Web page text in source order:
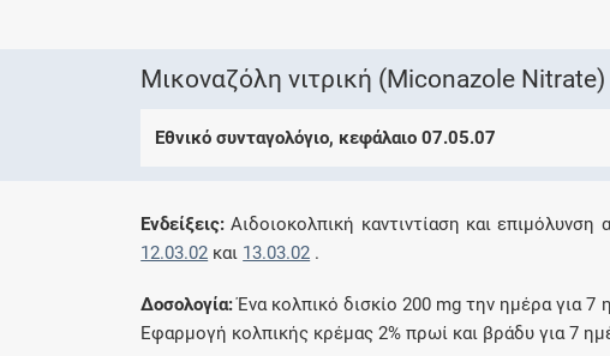
Μικοναζόλη νιτρική (Miconazole Nitrate)
Εθνικό συνταγολόγιο, κεφάλαιο 07.05.07
Eνδείξεις: Αιδοιοκολπική καντιντίαση και
12.03.02 και 13.03.02 .
Δοσολογία:Ένα κολπικό δισκίο 200 mg την ημέρα για
Eφαρμογή κολπικής κρέμας 2% πρωί και βράδυ για 7